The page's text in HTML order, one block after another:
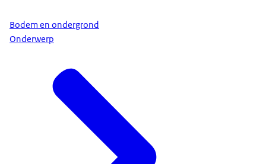
Bodem en ondergrond
Onderwerp